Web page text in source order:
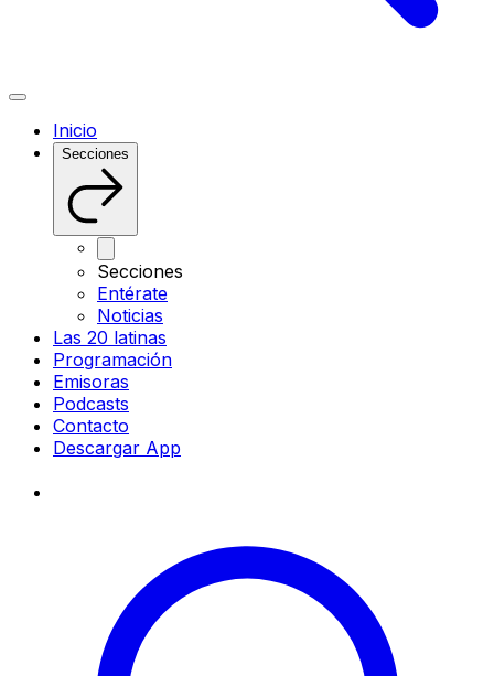
Inicio
Secciones
Secciones
Entérate
Noticias
Las 20 latinas
Programación
Emisoras
Podcasts
Contacto
Descargar App